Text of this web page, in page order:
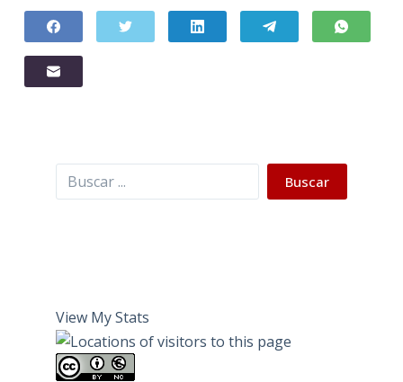
Buscar Buscar
View My Stats